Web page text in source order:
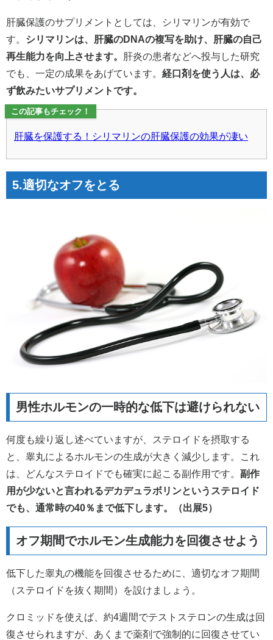
肝臓保護のサプリメントとしては、シリマリンが有効で
す。 シリマリンは、肝臓のDNAの複写を助け、肝臓の自己
再生能力を向上させます。
肝炎の患者などへ投与した研究
でも、一定の成果をあげています。 経口剤を使う人は、必
ず飲みたいサプリメントです。
この記事もチェック！
肝臓を保護する！シリマリンの肝臓保護の効果が凄い
5.適切なオフをとる
男性ホルモンの一時的な低下は避けられない
何度も繰り返し述べていますが、ステロイドを摂取する
と、睾丸によるホルモンの生成が大きく減少します。これ
は、どんなステロイドでも確実に起こる副作用です。 副作
用が少ないと言われるデカデュラボリンというステロイド
でも、通常時の40％まで低下します。（出展5）
オフ期間でホルモン生成能力を回復させよう
低下した睾丸の機能を回復させるために、適切なオフ期間
（ステロイドを抜く期間）を設けましょう。
クロミッドを使えば、約4週間でテストステロンの生成は回
復させられますが、あくまで薬剤で強制的に回復させてい